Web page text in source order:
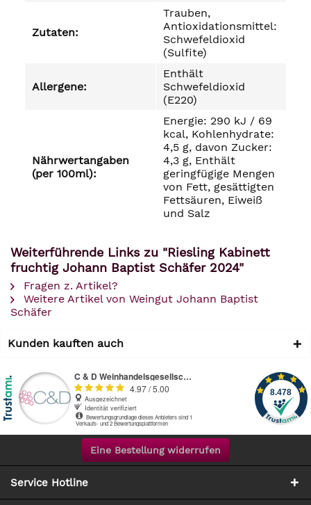
Zutaten:
Trauben,
Antioxidationsmittel:
Schwefeldioxid
(Sulfite)
Allergene:
Enthält
Schwefeldioxid
(E220)
Nährwertangaben
(per 100ml):
Energie: 290 kJ / 69
kcal, Kohlenhydrate:
4,5 g, davon Zucker:
4,3 g, Enthält
geringfügige Mengen
von Fett, gesättigten
Fettsäuren, Eiweiß
und Salz
Weiterführende Links zu "Riesling Kabinett
fruchtig Johann Baptist Schäfer 2024"
Fragen z. Artikel?
Weitere Artikel von Weingut Johann Baptist
Schäfer
Kunden kauften auch
Eine Bestellung widerrufen
Service Hotline